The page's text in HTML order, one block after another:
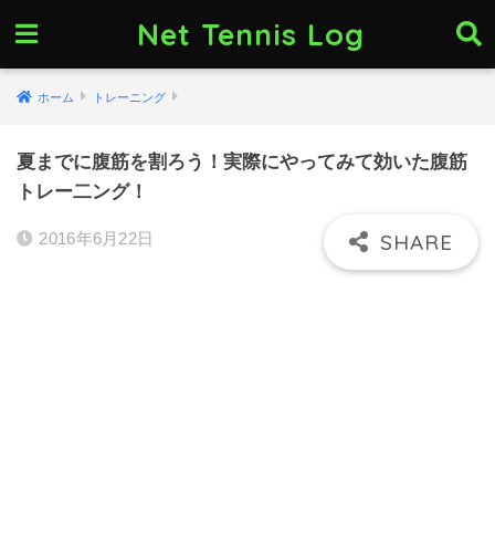
Net Tennis Log
ホーム トレーニング
夏までに腹筋を割ろう！実際にやってみて効いた腹筋
トレー二ング！
2016年6月22日